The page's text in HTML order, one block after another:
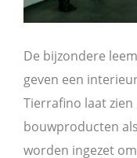
De bijzondere
geven een
Tierrafino laat
bouwproducten
worden ingezet